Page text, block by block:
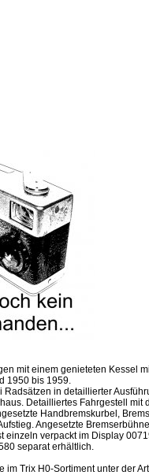
mit einem genieteten Kessel
1950 bis 1959.
Radsätzen in detaillierter
Detailliertes Fahrgestell mit
Handbremskurbel,
Angesetzte
einzeln verpackt im Display
separat erhältlich.
im Trix H0-Sortiment unter der